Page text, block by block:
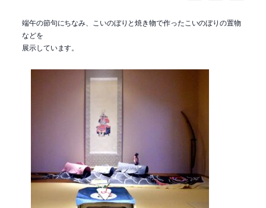
端午の節句にちなみ、こいのぼりと焼き物で作ったこいのぼりの置物
などを
展示しています。